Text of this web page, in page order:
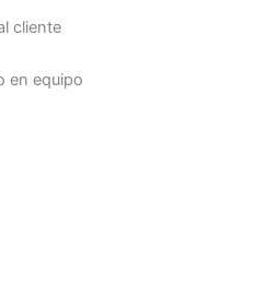
cliente
en equipo